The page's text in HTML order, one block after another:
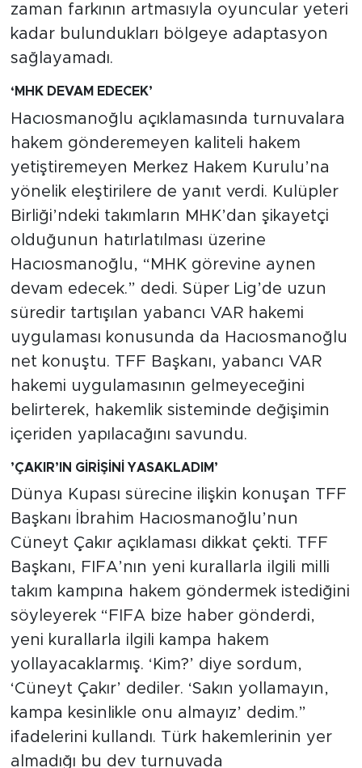
zaman farkının artmasıyla oyuncular yeteri
kadar bulundukları bölgeye adaptasyon
sağlayamadı.
‘MHK DEVAM EDECEK’
Hacıosmanoğlu açıklamasında turnuvalara
hakem gönderemeyen kaliteli hakem
yetiştiremeyen Merkez Hakem Kurulu’na
yönelik eleştirilere de yanıt verdi. Kulüpler
Birliği’ndeki takımların MHK’dan şikayetçi
olduğunun hatırlatılması üzerine
Hacıosmanoğlu, “MHK görevine aynen
devam edecek.” dedi. Süper Lig’de uzun
süredir tartışılan yabancı VAR hakemi
uygulaması konusunda da Hacıosmanoğlu
net konuştu. TFF Başkanı, yabancı VAR
hakemi uygulamasının gelmeyeceğini
belirterek, hakemlik sisteminde değişimin
içeriden yapılacağını savundu.
’ÇAKIR’IN GİRİŞİNİ YASAKLADIM’
Dünya Kupası sürecine ilişkin konuşan TFF
Başkanı İbrahim Hacıosmanoğlu’nun
Cüneyt Çakır açıklaması dikkat çekti. TFF
Başkanı, FIFA’nın yeni kurallarla ilgili milli
takım kampına hakem göndermek istediğini
söyleyerek “FIFA bize haber gönderdi,
yeni kurallarla ilgili kampa hakem
yollayacaklarmış. ‘Kim?’ diye sordum,
‘Cüneyt Çakır’ dediler. ‘Sakın yollamayın,
kampa kesinlikle onu almayız’ dedim.”
ifadelerini kullandı. Türk hakemlerinin yer
almadığı bu dev turnuvada